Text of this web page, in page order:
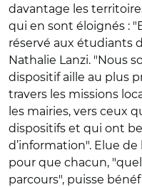
davantage les
qui en sont éloignés :
réservé aux étudiants
Nathalie Lanzi. "Nous
dispositif aille au plus
travers les missions
les mairies, vers ceux
dispositifs et qui ont
d’information". Elue
pour que chacun,
parcours", puisse